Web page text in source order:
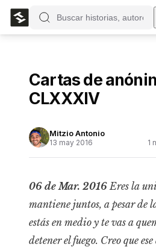
Cartas de
CLXXXIV
Mitzio Antonio
13 may 2016 1
06 de Mar. 2016 Eres la
mantiene juntos, a pesar de
estás en medio y te vas a
detener el fuego. Creo que